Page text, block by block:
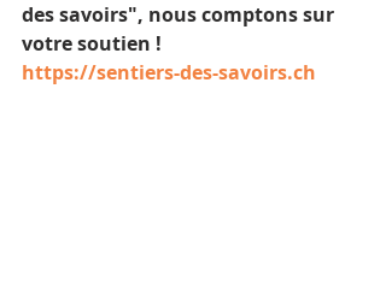
des savoirs", nous comptons sur
votre soutien !
https://sentiers-des-savoirs.ch